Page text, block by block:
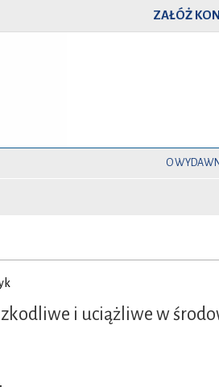
ZAŁÓŻ
O
i uciążliwe w